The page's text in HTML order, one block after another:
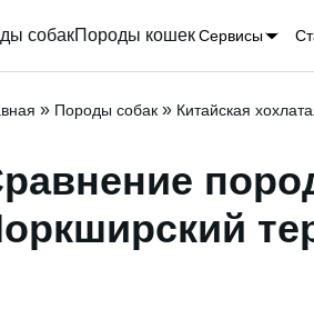
собакПороды кошекСервисы
» Породы собак » Китайская